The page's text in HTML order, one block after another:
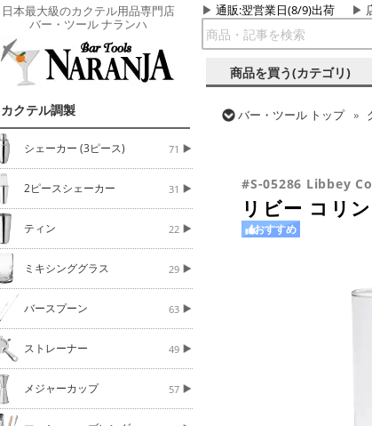
日本最大級のカクテル用品専門店
バー・ツール ナランハ
通販:翌営業日(8/9)出荷
商品を買う(カテゴリ)
カクテル調製
シェーカー (3ピース) 71
2ピースシェーカー 31
ティン 22
ミキシンググラス 29
バースプーン 63
ストレーナー 49
メジャーカップ 57
バー・ツール トップ
#S-05286 Libbey
リビー コリ
おすすめ